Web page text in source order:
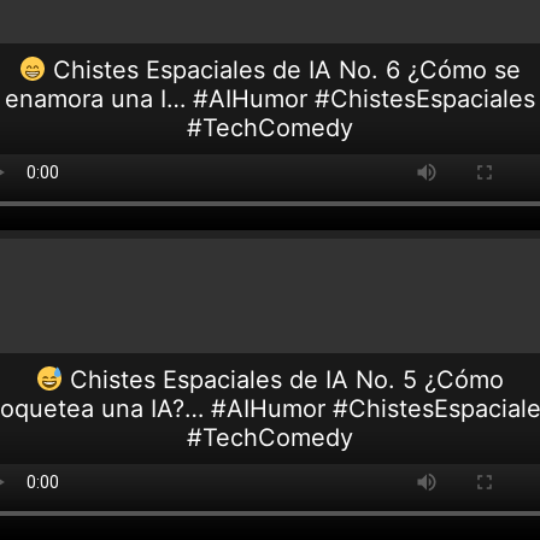
Chistes Espaciales de IA No. 6 ¿Cómo se
enamora una I… #AIHumor #ChistesEspaciales
#TechComedy
Chistes Espaciales de IA No. 5 ¿Cómo
una IA?… #AIHumor
#TechComedy